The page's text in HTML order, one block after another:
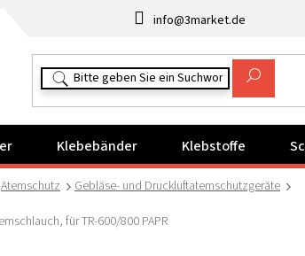
info@3market.de
Klebebänder Klebstoffe
Atemschutz
Gebläse- und Druckluftatemschutzgeräte
für TR-600/800 PAPR